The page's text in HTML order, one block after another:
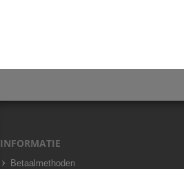
INFORMATIE
Betaalmethoden